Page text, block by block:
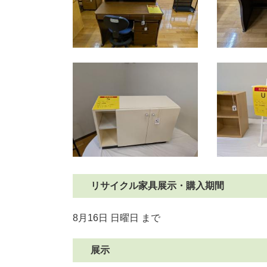
リサイクル家具展示・購入期間
8月16日 日曜日 ま
展示